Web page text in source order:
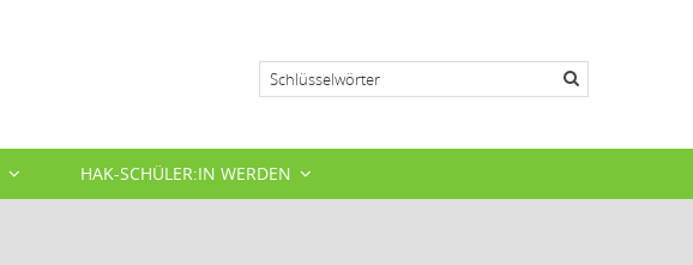
Suche
HAK-SCHÜLER:IN WERDEN